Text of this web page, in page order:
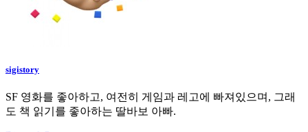
sigistory
SF 영화를 좋아하고, 여전히 게임과 레고에 빠져있으며, 그래
도 책 읽기를 좋아하는 딸바보 아빠.